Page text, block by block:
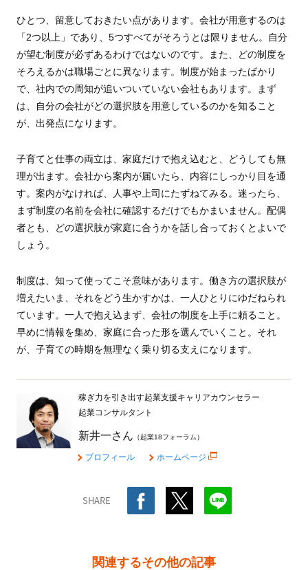
ひとつ、留意しておきたい点があります。会社が用意するのは
「2つ以上」であり、5つすべてがそろうとは限りません。自分
が望む制度が必ずあるわけではないのです。また、どの制度を
そろえるかは職場ごとに異なります。制度が始まったばかり
で、社内での周知が追いついていない会社もあります。まず
は、自分の会社がどの選択肢を用意しているのかを知ること
が、出発点になります。
子育てと仕事の両立は、家庭だけで抱え込むと、どうしても無
理が出ます。会社から案内が届いたら、内容にしっかり目を通
す。案内がなければ、人事や上司にたずねてみる。迷ったら、
まず制度の名前を会社に確認するだけでもかまいません。配偶
者とも、どの選択肢が家庭に合うかを話し合っておくとよいで
しょう。
制度は、知って使ってこそ意味があります。働き方の選択肢が
増えたいま、それをどう生かすかは、一人ひとりにゆだねられ
ています。一人で抱え込まず、会社の制度を上手に頼ること。
早めに情報を集め、家庭に合った形を選んでいくこと。それ
が、子育ての時期を無理なく乗り切る支えになります。
稼ぎ力を引き出す起業支援キャリアカウンセラー
起業コンサルタント
新井一さん （起業18フォーラム）
プロフィール ホームページ
SHARE
関連するその他の記事